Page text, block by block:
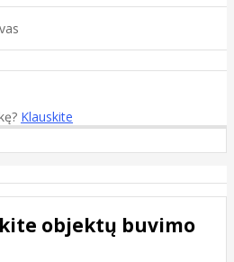
Klauskite
objektų buvimo